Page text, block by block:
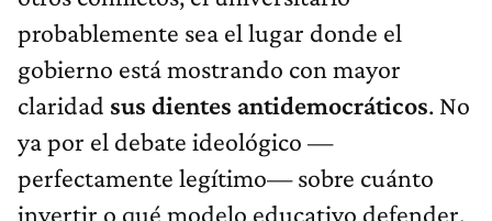
probablemente sea el lugar donde el
gobierno está mostrando con mayor
claridad sus dientes antidemocráticos. No
ya por el debate ideológico —
perfectamente legítimo— sobre cuánto
invertir o qué modelo educativo defender,